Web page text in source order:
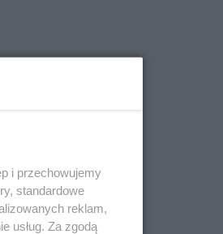
i przechowujemy
standardowe
reklam,
usług. Za zgodą